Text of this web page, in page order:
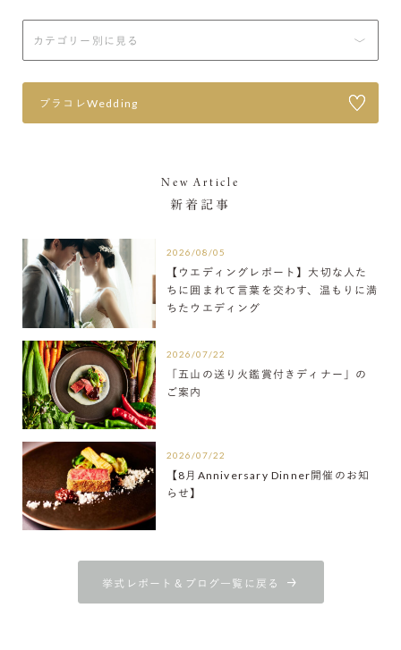
プラコレWedding
New Article
新着記事
2026/08/05
【ウエディングレポート】大切な人た
ちに囲まれて言葉を交わす、温もりに満
ちたウエディング
2026/07/22
「五山の送り火鑑賞付きディナー」の
ご案内
2026/07/22
【8月Anniversary Dinner開催のお知
らせ】
挙式レポート＆ブログ一覧に戻る